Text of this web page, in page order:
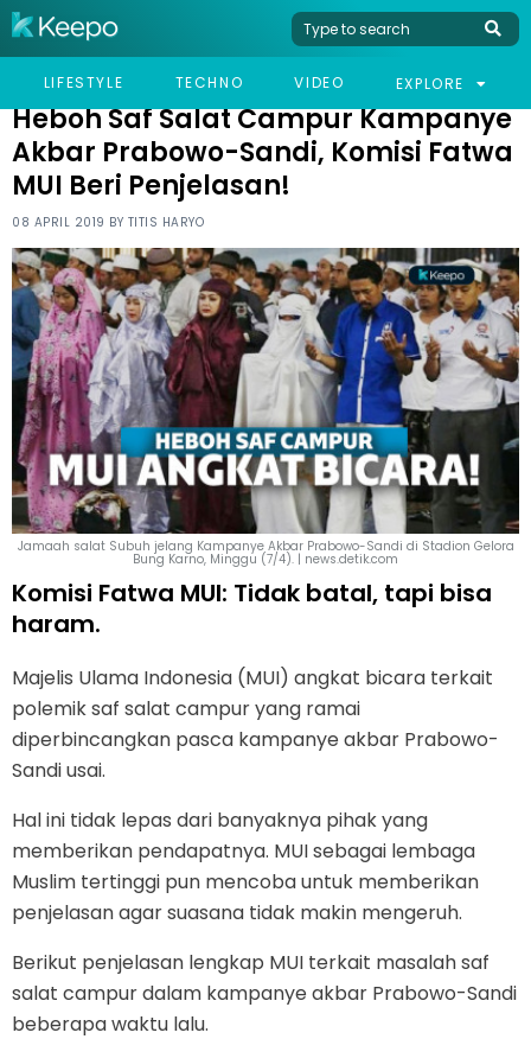
LIFESTYLE TECHNO VIDEO EXPLORE
HOME NEWS
HEBOH SAF SALAT CAMPUR KAMPANYE AKBAR PRABOWO-SANDI,
Heboh Saf Salat Campur Kampanye
Akbar Prabowo-Sandi, Komisi Fatwa
MUI Beri Penjelasan!
08 APRIL 2019 BY TITIS HARYO
Jamaah salat Subuh jelang Kampanye Akbar Prabowo-Sandi di Stadion Gelora
Bung Karno, Minggu (7/4). | news.detik.com
Komisi Fatwa MUI: Tidak batal, tapi bisa
haram.
Majelis Ulama Indonesia (MUI) angkat bicara terkait
polemik saf salat campur yang ramai
diperbincangkan pasca kampanye akbar Prabowo-
Sandi usai.
Hal ini tidak lepas dari banyaknya pihak yang
memberikan pendapatnya. MUI sebagai lembaga
Muslim tertinggi pun mencoba untuk memberikan
penjelasan agar suasana tidak makin mengeruh.
Berikut penjelasan lengkap MUI terkait masalah saf
salat campur dalam kampanye akbar Prabowo-Sandi
beberapa waktu lalu.